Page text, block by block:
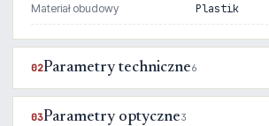
Materiał obudowy Plastik
02Parametry techniczne6
03Parametry optyczne3